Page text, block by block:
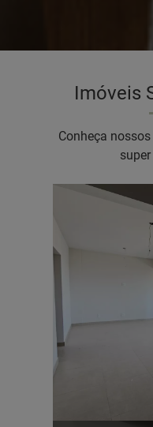
Imóveis
Conheça